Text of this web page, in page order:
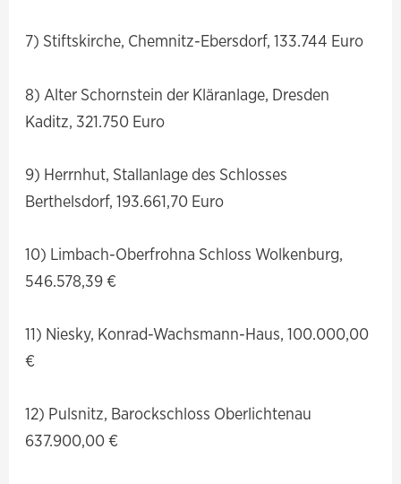
7) Stiftskirche, Chemnitz-Ebersdorf, 133.744 Euro
8) Alter Schornstein der Kläranlage, Dresden
Kaditz, 321.750 Euro
9) Herrnhut, Stallanlage des Schlosses
Berthelsdorf, 193.661,70 Euro
10) Limbach-Oberfrohna Schloss Wolkenburg,
546.578,39 €
11) Niesky, Konrad-Wachsmann-Haus, 100.000,00
€
12) Pulsnitz, Barockschloss Oberlichtenau
637.900,00 €